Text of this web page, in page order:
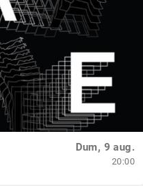
Dum, 9 aug.
20:00